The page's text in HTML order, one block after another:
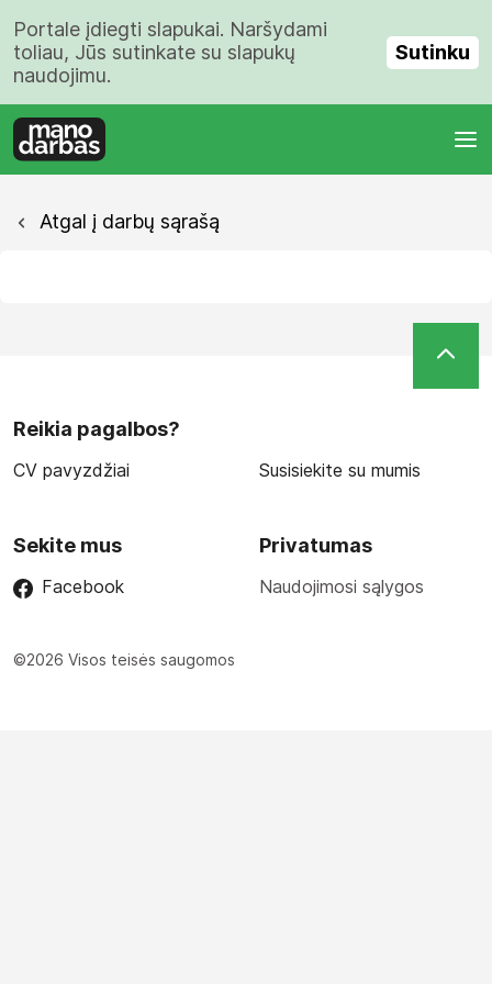
Portale įdiegti slapukai. Naršydami
toliau, Jūs sutinkate su slapukų
naudojimu.
Sutinku
Atgal į darbų sąrašą
Reikia pagalbos?
CV pavyzdžiai Susisiekite su mumis
Sekite mus
Facebook
Privatumas
Naudojimosi sąlygos
©2026 Visos teisės saugomos